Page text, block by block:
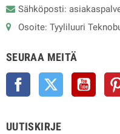
Sähköposti:
Osoite: Tyyliluuri
SEURAA MEITÄ
Facebook Twitter
UUTISKIRJE